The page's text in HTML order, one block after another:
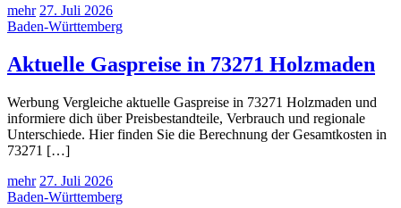
mehr 27. Juli 2026
Baden-Württemberg
Aktuelle Gaspreise in 73271 Holzmaden
Werbung Vergleiche aktuelle Gaspreise in 73271 Holzmaden und
informiere dich über Preisbestandteile, Verbrauch und regionale
Unterschiede. Hier finden Sie die Berechnung der Gesamtkosten in
73271 […]
mehr 27. Juli 2026
Baden-Württemberg